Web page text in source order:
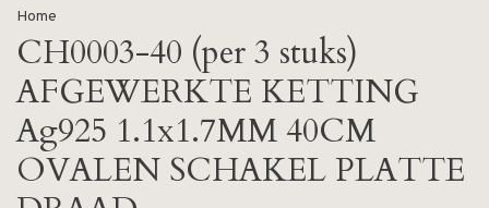
Home
CH0003-40 (per 3 stuks)
AFGEWERKTE KETTING
Ag925 1.1x1.7MM 40CM
OVALEN SCHAKEL PLATTE